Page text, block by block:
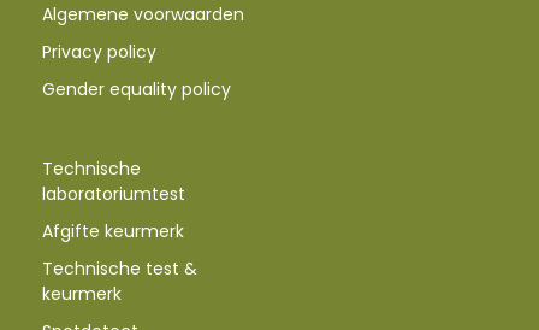
Algemene voorwaarden
Privacy policy
Gender equality policy
Technische
laboratoriumtest
Afgifte keurmerk
Technische test &
keurmerk